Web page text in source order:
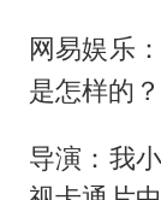
网易娱乐
是怎样的？
导演：我